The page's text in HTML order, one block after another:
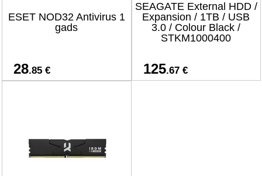
ESET NOD32 Antivirus 1
gads
28.85 €
SEAGATE External HDD /
Expansion / 1TB / USB
3.0 / Colour Black /
STKM1000400
125.67 €